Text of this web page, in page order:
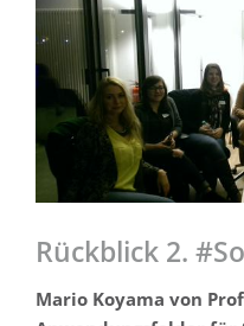
Bild
Rückblick 2.
Mario Koyama von